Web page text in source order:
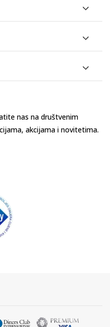
nas na društvenim
akcijama i novitetima.